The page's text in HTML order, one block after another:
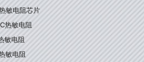
敏电阻芯片
热敏电阻
敏电阻
敏电阻